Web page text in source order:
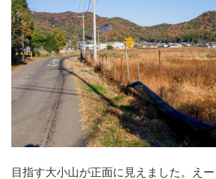
目指す大小山が正面に見えました。え